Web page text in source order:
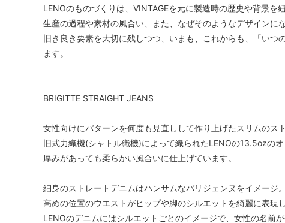
LENOのものづくりは、VINTAGEを元に製造時の歴史や背景を
生産の過程や素材の風合い、また、なぜそのようなデザインにな
旧き良き要素を大切に残しつつ、いまも、これからも、「い
ます。
BRIGITTE STRAIGHT JEANS
女性向けにパターンを何度も見直しして作り上げたスリムのス
旧式力織機(シャトル織機)によって織られたLENOの13.5ozの
厚みがあっても柔らかい風合いに仕上げています。
細身のストレートデニムはハンサムなパリジェンヌをイメージ。
高めの位置のウエストがヒップや脚のシルエットを綺麗に表現し
LENOのデニムにはシルエットごとのイメージで、女性の名前が